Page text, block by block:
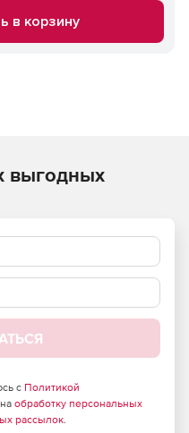
в корзину
выгодных
с Политикой
обработку персональных
рассылок.